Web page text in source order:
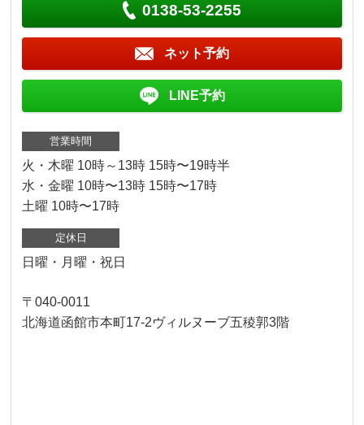
0138-53-2255
ネット予約
LINE予約
営業時間
火・木曜 10時～13時 15時〜19時半
水・金曜 10時〜13時 15時〜17時
土曜 10時〜17時
定休日
日曜・月曜・祝日
〒040-0011
北海道函館市本町17-2ヴィルヌーブ五稜郭3階